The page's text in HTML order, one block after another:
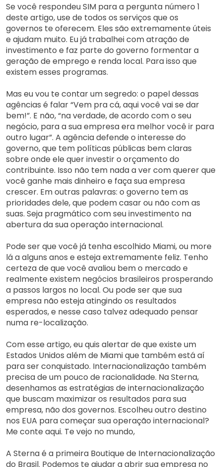
Se você respondeu SIM para a pergunta número 1
deste artigo, use de todos os serviços que os
governos te oferecem. Eles são extremamente úteis
e ajudam muito. Eu já trabalhei com atração de
investimento e faz parte do governo formentar a
geração de emprego e renda local. Para isso que
existem esses programas.
Mas eu vou te contar um segredo: o papel dessas
agências é falar “Vem pra cá, aqui você vai se dar
bem!”. E não, “na verdade, de acordo com o seu
negócio, para a sua empresa era melhor você ir para
outro lugar”. A agência defende o interesse do
governo, que tem políticas públicas bem claras
sobre onde ele quer investir o orçamento do
contribuinte. Isso não tem nada a ver com querer que
você ganhe mais dinheiro e faça sua empresa
crescer. Em outras palavras: o governo tem as
prioridades dele, que podem casar ou não com as
suas. Seja pragmático com seu investimento na
abertura da sua operação internacional.
Pode ser que você já tenha escolhido Miami, ou more
lá a alguns anos e esteja extremamente feliz. Tenho
certeza de que você avaliou bem o mercado e
realmente existem negócios brasileiros prosperando
a passos largos no local. Ou pode ser que sua
empresa não esteja atingindo os resultados
esperados, e nesse caso talvez adequado pensar
numa re-localização.
Com esse artigo, eu quis alertar de que existe um
Estados Unidos além de Miami que também está aí
para ser conquistado. Internacionalização também
precisa de um pouco de racionalidade. Na Sterna,
desenhamos as estratégias de internacionalização
que buscam maximizar os resultados para sua
empresa, não dos governos. Escolheu outro destino
nos EUA para começar sua operação internacional?
Me conte aqui. Te vejo no mundo,
A Sterna é a primeira Boutique de Internacionalização
do Brasil. Podemos te ajudar a abrir sua empresa no